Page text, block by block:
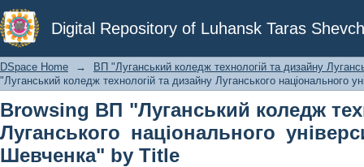
Digital Repository of Luhansk Taras
Browsing ВП "Луганський
національного університету імені
DSpace Home →
ВП "Луганський коледж технологій та дизайну
"Луганський коледж технологій та дизайну Луганського національного
Browsing ВП "Луганський коледж
Луганського національного
Шевченка" by Title